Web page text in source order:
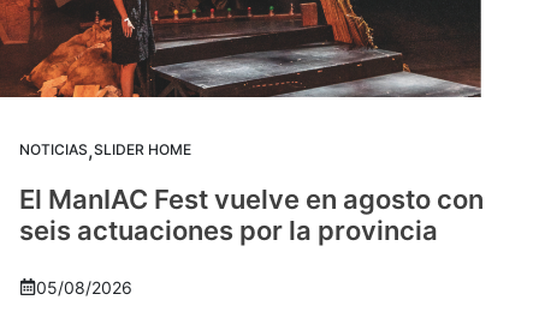
NOTICIAS,SLIDER HOME
El ManIAC Fest vuelve en agosto con
seis actuaciones por la provincia
05/08/2026